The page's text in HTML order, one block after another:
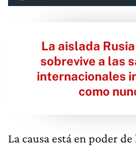
La aislada
sobrevive a las
internacionales
como
La causa está en poder